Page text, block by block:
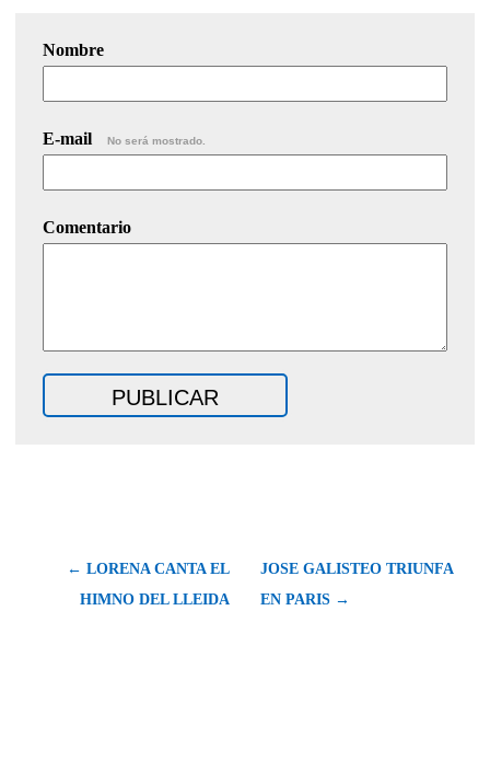
Nombre
E-mail No será mostrado.
Comentario
← LORENA CANTA EL
HIMNO DEL LLEIDA
JOSE GALISTEO TRIUNFA
EN PARIS →